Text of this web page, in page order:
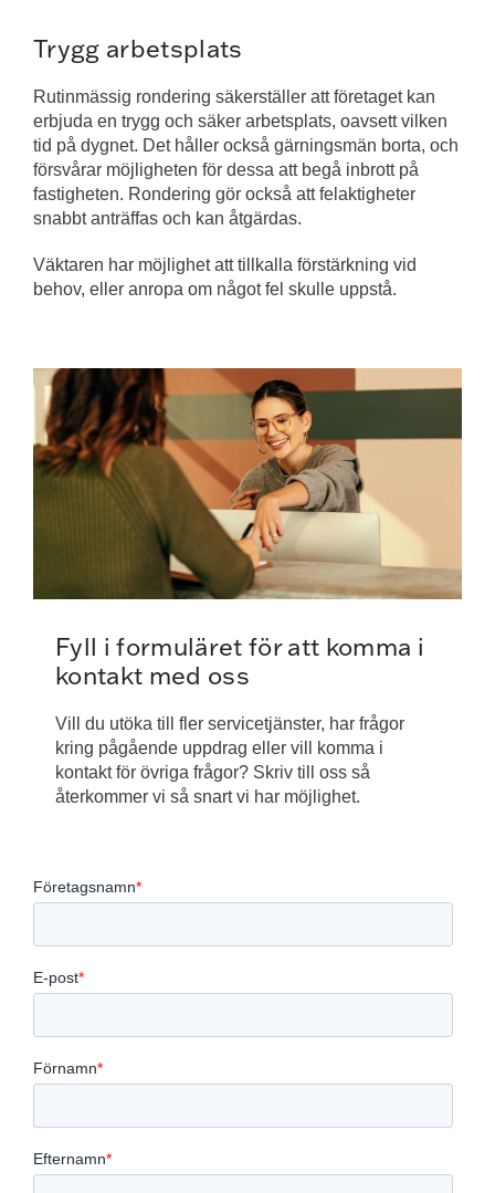
Trygg arbetsplats
Rutinmässig rondering säkerställer att företaget kan
erbjuda en trygg och säker arbetsplats, oavsett vilken
tid på dygnet. Det håller också gärningsmän borta, och
försvårar möjligheten för dessa att begå inbrott på
fastigheten. Rondering gör också att felaktigheter
snabbt anträffas och kan åtgärdas.
Väktaren har möjlighet att tillkalla förstärkning vid
behov, eller anropa om något fel skulle uppstå.
Fyll i formuläret för att komma i
kontakt med oss
Vill du utöka till fler servicetjänster, har frågor
kring pågående uppdrag eller vill komma i
kontakt för övriga frågor? Skriv till oss så
återkommer vi så snart vi har möjlighet.